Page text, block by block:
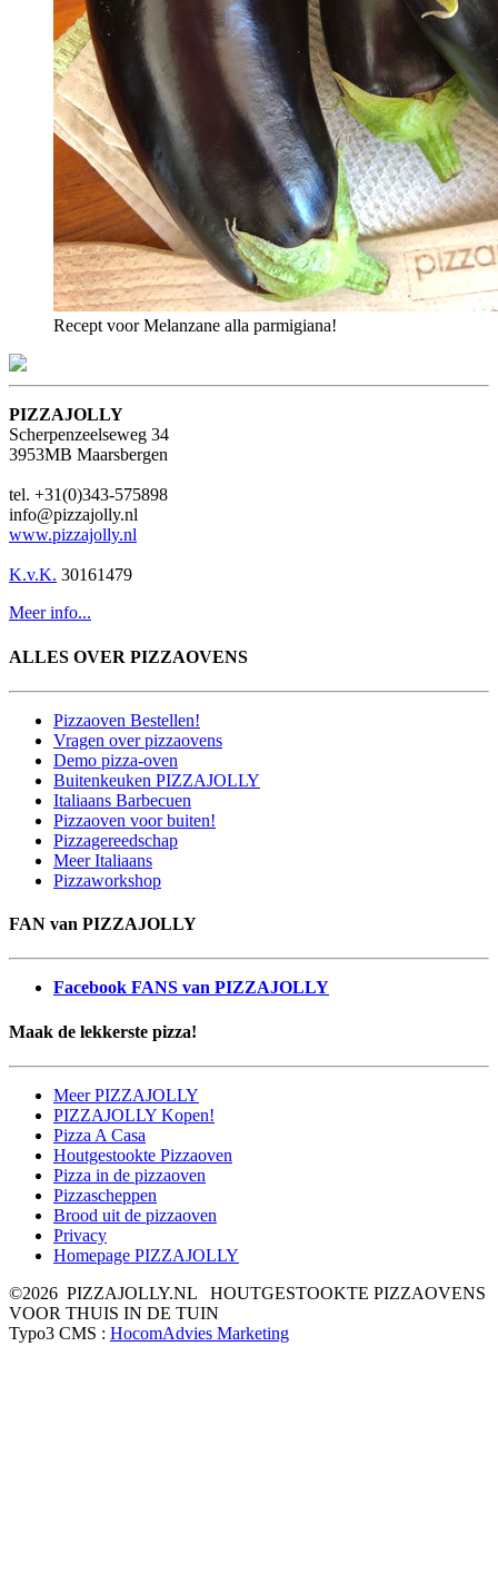
Recept voor Melanzane alla parmigiana!
PIZZAJOLLY
Scherpenzeelseweg 34
3953MB Maarsbergen
tel. +31(0)343-575898
info@pizzajolly.nl
www.pizzajolly.nl
K.v.K. 30161479
Meer info...
ALLES OVER PIZZAOVENS
Pizzaoven Bestellen!
Vragen over pizzaovens
Demo pizza-oven
Buitenkeuken PIZZAJOLLY
Italiaans Barbecuen
Pizzaoven voor buiten!
Pizzagereedschap
Meer Italiaans
Pizzaworkshop
FAN van PIZZAJOLLY
Facebook FANS van PIZZAJOLLY
Maak de lekkerste pizza!
Meer PIZZAJOLLY
PIZZAJOLLY Kopen!
Pizza A Casa
Houtgestookte Pizzaoven
Pizza in de pizzaoven
Pizzascheppen
Brood uit de pizzaoven
Privacy
Homepage PIZZAJOLLY
©2026 PIZZAJOLLY.NL HOUTGESTOOKTE PIZZAOVENS
VOOR THUIS IN DE TUIN
Typo3 CMS : HocomAdvies Marketing